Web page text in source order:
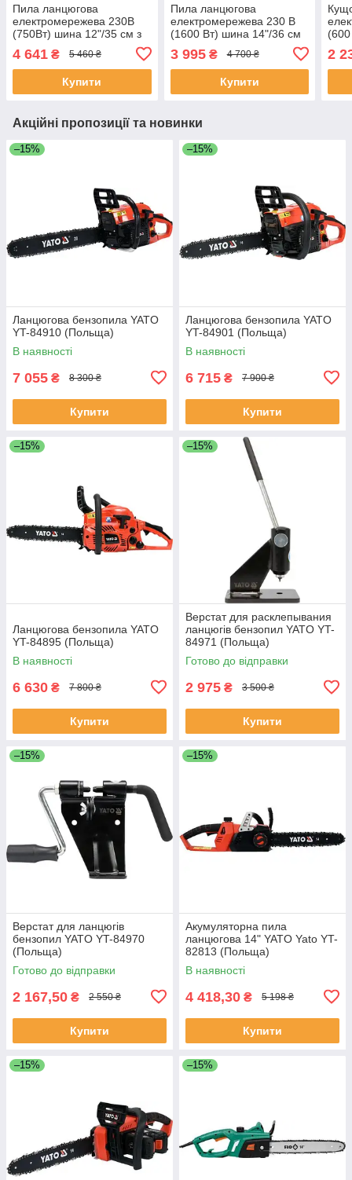
Пила ланцюгова
електромережева 230В
(750Вт) шина 12"/35 см з
телескоп. штангою l=110-
170см Yato YT-84877
(Польща)
4 641 ₴ 5 460 ₴
Купити
Пила ланцюгова
електромережева 230 В
(1600 Вт) шина 14"/36 см
3 995₴ 4 700 ₴
Купити
16
2
Акційні пропозиції та новинки
–15%
Ланцюгова бензопила YATO
YT-84910 (Польща)
В наявності
7 055 ₴ 8 300 ₴
Купити
–15%
Ланцюгова бензопила YATO
YT-84901 (Польща)
В наявності
6 715 ₴ 7 900 ₴
Купити
–15%
Ланцюгова бензопила YATO
YT-84895 (Польща)
В наявності
6 630 ₴ 7 800 ₴
Купити
–15%
Верстат для расклепывания
ланцюгів бензопил YATO YT-
84971 (Польща)
Готово до відправки
2 975 ₴ 3 500 ₴
Купити
–15%
Верстат для ланцюгів
бензопил YATO YT-84970
(Польща)
Готово до відправки
2 167,50 ₴ 2 550 ₴
Купити
–15%
Акумуляторна пила
ланцюгова 14" YATO Yato YT-
82813 (Польща)
В наявності
4 418,30 ₴ 5 198 ₴
Купити
–15% –15%